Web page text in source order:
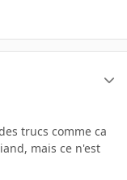
trucs comme ca
mais ce n'est